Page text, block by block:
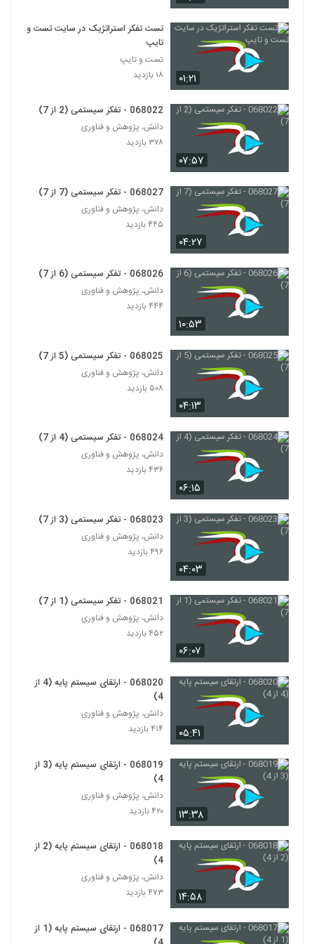
90
۴۹۹ بازدید
Thinking)
۵۰۶ بازدید
028092 - تفکر انتقادی (Critical
Thinking)
93
Thinking)
۴۸۱ بازدید
Thinking)
۴۷۶ بازدید
028095 - تفکر انتقادی (Critical
Thinking)
96
Thinking)
Thinking)
۴۵۶ بازدید
028098 - تفکر انتقادی (Critical
Thinking)
99
Thinking)
100
Thinking)
028101 - تفکر انتقادی (Critical
Thinking)
۴۳۶ بازدید
102
028102 - تفکر انتقادی (Critical
Thinking)
Thinking)
Thinking)
۴۳۵ بازدید
105
028105 - تفکر انتقادی (Critical
Thinking)
Thinking)
۴۶۸ بازدید
۰۱:۲۱
تست تفکر استراتژیک در سایت تست و
تایپ
تست و تایپ
۱۸ بازدید
۰۷:۵۷
068022 - تفکر سیستمی (2 از 7)
دانش، پژوهش و فناوری
۳۷۸ بازدید
۰۴:۲۷
068027 - تفکر سیستمی (7 از 7)
دانش، پژوهش و فناوری
۴۴۵ بازدید
۱۰:۵۳
068026 - تفکر سیستمی (6 از 7)
دانش، پژوهش و فناوری
۴۴۴ بازدید
۰۴:۱۳
068025 - تفکر سیستمی (5 از 7)
دانش، پژوهش و فناوری
۵۰۸ بازدید
۰۶:۱۵
068024 - تفکر سیستمی (4 از 7)
دانش، پژوهش و فناوری
۴۳۶ بازدید
۰۴:۰۳
068023 - تفکر سیستمی (3 از 7)
دانش، پژوهش و فناوری
۴۹۶ بازدید
۰۶:۰۷
068021 - تفکر سیستمی (1 از 7)
دانش، پژوهش و فناوری
۴۵۲ بازدید
۰۵:۴۱
068020 - ارتقای سیستم پایه (4 از
4)
دانش، پژوهش و فناوری
۴۱۴ بازدید
۱۳:۳۸
068019 - ارتقای سیستم پایه (3 از
4)
دانش، پژوهش و فناوری
۴۲۰ بازدید
۱۴:۵۸
068018 - ارتقای سیستم پایه (2 از
4)
دانش، پژوهش و فناوری
۴۷۳ بازدید
068017 - ارتقای سیستم پایه (1 از